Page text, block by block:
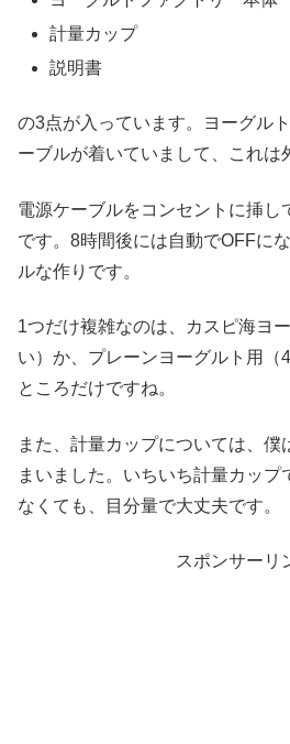
計量カップ
説明書
の3点が入っています。ヨーグル
ーブルが着いていまして、これは
電源ケーブルをコンセントに挿し
です。8時間後には自動でOFFに
ルな作りです。
1つだけ複雑なのは、カスピ海ヨ
い）か、プレーンヨーグルト用
ところだけですね。
また、計量カップについては、僕
まいました。いちいち計量カップ
なくても、目分量で大丈夫です。
スポンサーリ